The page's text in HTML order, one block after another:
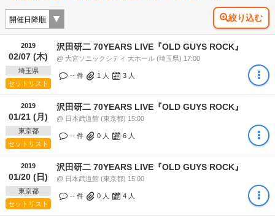
絞り込む
2019
02/07 (木)
埼玉県
セットリスト
沢田研二 70YEARS LIVE『OLD GUYS ROCK』
@ 大宮ソニックシティ 大ホール (埼玉県) 17:00
-- 件 1 人 3 人
2019
01/21 (月)
東京都
セットリスト
沢田研二 70YEARS LIVE『OLD GUYS ROCK』
@ 日本武道館 (東京都) 15:00
-- 件 0 人 6 人
2019
01/20 (日)
東京都
セットリスト
沢田研二 70YEARS LIVE『OLD GUYS ROCK』
@ 日本武道館 (東京都) 15:00
-- 件 0 人 4 人